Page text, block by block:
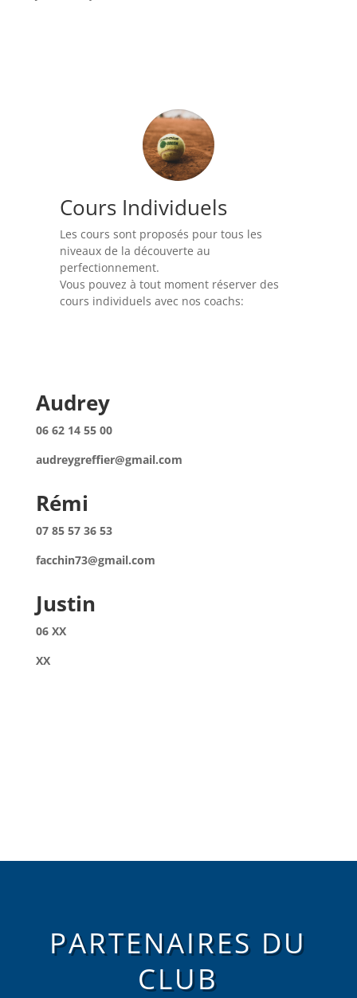
Cours Individuels
Les cours sont proposés pour tous les
niveaux de la découverte au
perfectionnement.
Vous pouvez à tout moment réserver des
cours individuels avec nos coachs:
Audrey
06 62 14 55 00
audreygreffier@gmail.com
Rémi
07 85 57 36 53
facchin73@gmail.com
Justin
06 XX
XX
PARTENAIRES DU
CLUB